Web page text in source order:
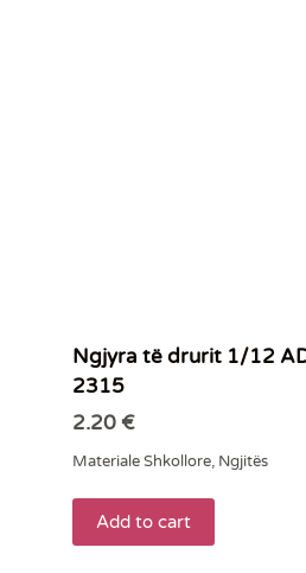
Ngjyra të drurit 1/12
2315
2.20€
Materiale Shkollore, Ngjitës
Add to cart